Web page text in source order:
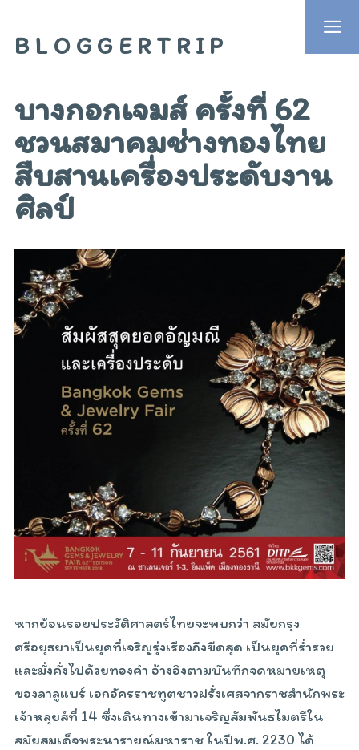
BLOGGERTRIP
บางกอกเจมส์ ครั้งที่ 62
ชวนสมาคมช่างทองไทย
สืบสานเครื่องประดับงาน
ศิลป์
หากย้อนรอยประวัติศาสตร์ไทยจะพบกว่า สมัยกรุง
ศรีอยุธยาเป็นยุคที่เจริญรุ่งเรืองถึงขีดสุด เป็นยุคที่ร่ำรวย
และมั่งคั่งไปด้วยทองคำ อ้างอิงตามบันทึกจดหมายเหตุ
ของลาลูแบร์ เอกอัครราชทูตชาวฝรั่งเศสจากราชสำนักพระ
เจ้าหลุยส์ที่ 14 ซึ่งเดินทางเข้ามาเจริญสัมพันธไมตรีใน
สมัยสมเด็จพระนารายณ์มหาราช ในปีพ.ศ. 2230 ได้